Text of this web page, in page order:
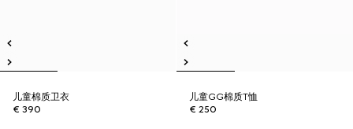
儿童棉质卫衣
€ 390
儿童GG棉质T恤
€ 250